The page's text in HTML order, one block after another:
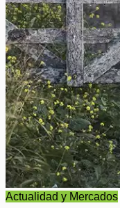
Actualidad y Mercados